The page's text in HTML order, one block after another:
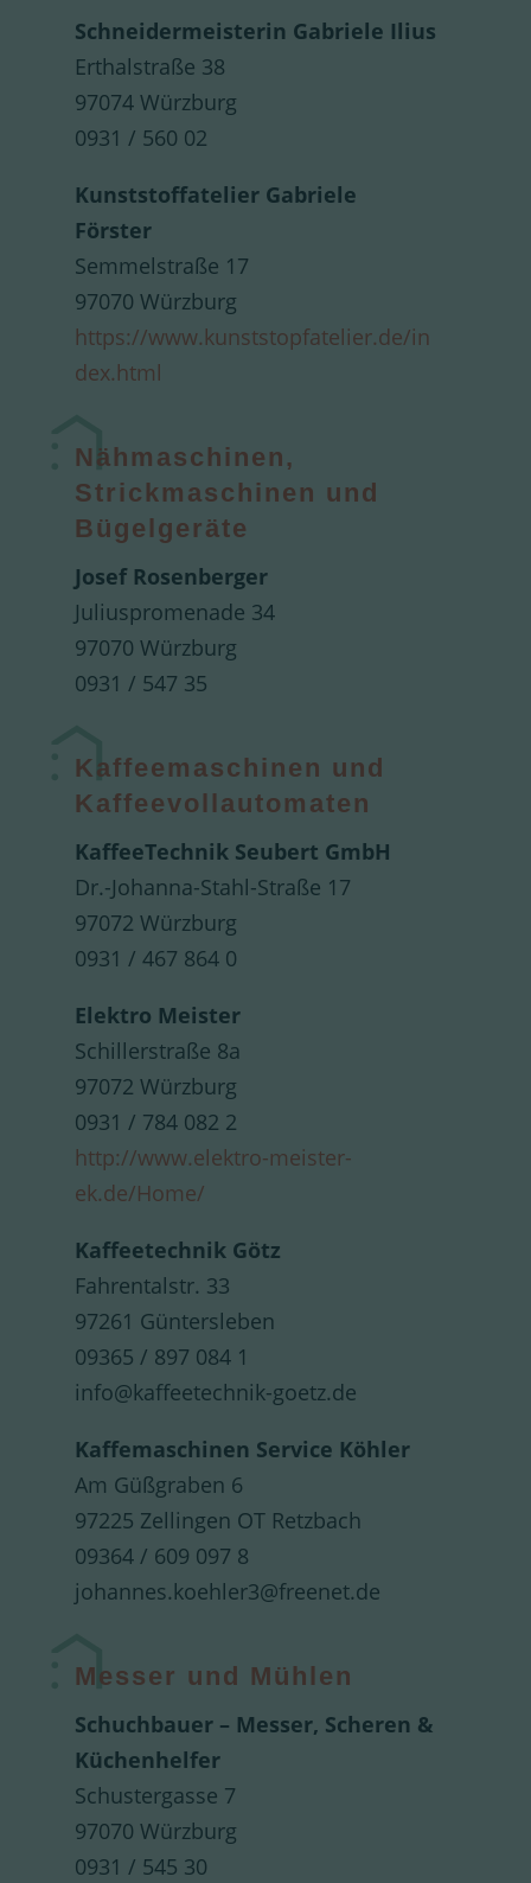
Schneidermeisterin Gabriele Ilius
Erthalstraße 38
97074 Würzburg
0931 / 560 02
Kunststoffatelier Gabriele
Förster
Semmelstraße 17
97070 Würzburg
https://www.kunststopfatelier.de/in
dex.html
Nähmaschinen,
Strickmaschinen und
Bügelgeräte
Josef Rosenberger
Juliuspromenade 34
97070 Würzburg
0931 / 547 35
Kaffeemaschinen und
Kaffeevollautomaten
KaffeeTechnik Seubert GmbH
Dr.-Johanna-Stahl-Straße 17
97072 Würzburg
0931 / 467 864 0
Elektro Meister
Schillerstraße 8a
97072 Würzburg
0931 / 784 082 2
http://www.elektro-meister-
ek.de/Home/
Kaffeetechnik Götz
Fahrentalstr. 33
97261 Güntersleben
09365 / 897 084 1
info@kaffeetechnik-goetz.de
Kaffemaschinen Service Köhler
Am Güßgraben 6
97225 Zellingen OT Retzbach
09364 / 609 097 8
johannes.koehler3@freenet.de
Messer und Mühlen
Schuchbauer – Messer, Scheren &
Küchenhelfer
Schustergasse 7
97070 Würzburg
0931 / 545 30